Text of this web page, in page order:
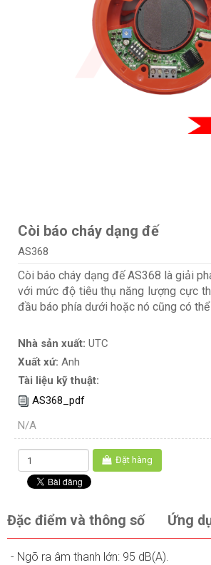
Còi báo cháy dạng đế
AS368
Còi báo cháy dạng đế AS368 là giải
với mức độ tiêu thụ năng lượng cực
đầu báo phía dưới hoặc nó cũng có
Nhà sản xuất: UTC
Xuất xứ: Anh
Tài liệu kỹ thuật:
AS368_pdf
N/A
Đặt hàng
Đặc điểm và thông số Ứng
- Ngõ ra âm thanh lớn: 95 dB(A).